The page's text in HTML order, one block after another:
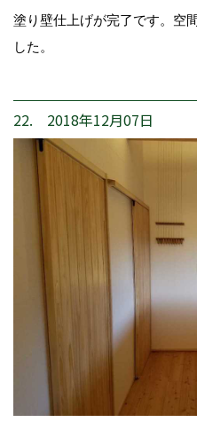
塗り壁仕上げが完了です。空
した。
22. 2018年12月07日